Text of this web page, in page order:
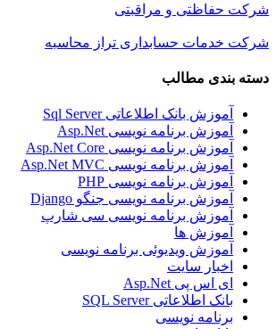
شرکت حفاظتی و مراقبتی
شرکت خدمات حسابداری تراز محاسبه
دسته بندی مطالب
آموزش بانک اطلاعاتی Sql Server
آموزش برنامه نویسی Asp.Net
آموزش برنامه نویسی Asp.Net Core
آموزش برنامه نویسی Asp.Net MVC
آموزش برنامه نویسی PHP
آموزش برنامه نویسی جنگو Django
آموزش برنامه نویسی سی شارپ
آموزش ها
آموزش ویدیوئی برنامه نویسی
اخبار سایت
ای اس پی Asp.Net
بانک اطلاعاتی SQL Server
برنامه نویسی